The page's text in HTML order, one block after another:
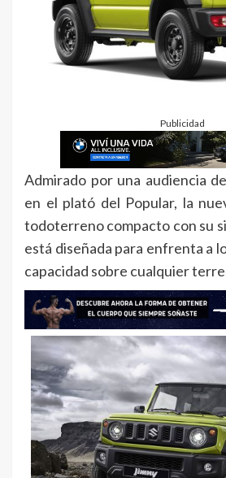
Publicidad
Admirado por una audiencia
en el plató del Popular, la
todoterreno compacto con su
está diseñada para enfrenta a
capacidad sobre cualquier